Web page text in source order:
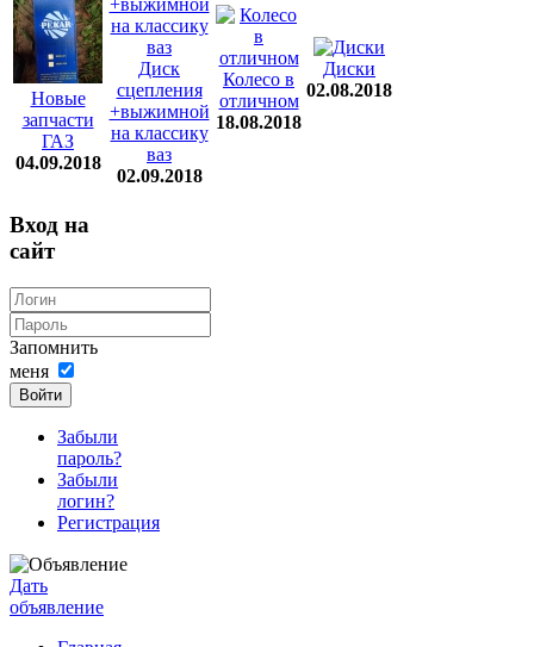
Новые
запчасти
ГАЗ
04.09.2018
Диск
сцепления
+выжимной
на классику
ваз
02.09.2018
Колесо в
отличном
18.08.2018
Диски
02.08.2018
Вход на
сайт
Запомнить
меня
Войти
Забыли
пароль?
Забыли
логин?
Регистрация
Дать
объявление